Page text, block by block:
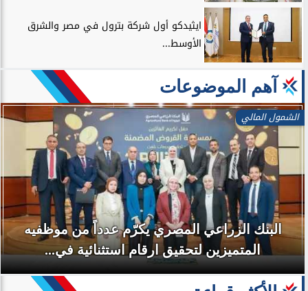
ايثيدكو أول شركة بترول في مصر والشرق
الأوسط...
آهم الموضوعات
الشمول المالي
البنك الزراعي المصري يكرّم عدداً من موظفيه
المتميزين لتحقيق ارقام استثنائية في...